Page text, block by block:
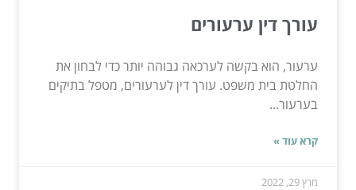
עורך דין ערעורים
ערעור, הוא בקשה לערכאה גבוהה יותר כדי לבחון את
החלטת בית משפט. עורך דין לערעורים, מטפל בתיקים
בערעור...
קרא עוד »
מרץ 29, 2022